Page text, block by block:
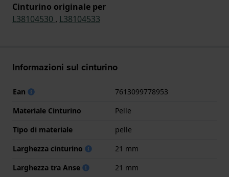
Cinturino originale per
L38104530 , L38104533
Informazioni sul cinturino
Ean
7613099778953
Materiale Cinturino
Pelle
Tipo di materiale
pelle
Larghezza cinturino
21 mm
Larghezza tra Anse
21 mm